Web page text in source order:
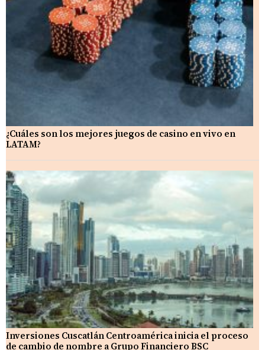
¿Cuáles son los mejores juegos de casino en vivo en
LATAM?
Inversiones Cuscatlán Centroamérica inicia el proceso
de cambio de nombre a Grupo Financiero BSC